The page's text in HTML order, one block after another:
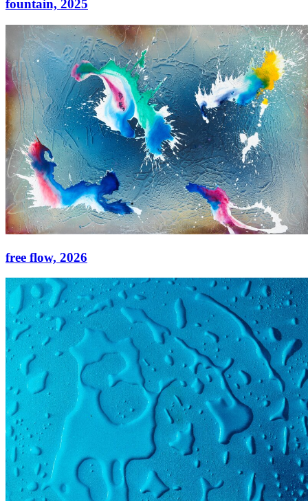
fountain, 2025
fountain, 2025
Acryl auf Leinwand
120 × 120 cm
free flow, 2026
free flow,2026
Acryl auf Leinwand
150 × 220 cm